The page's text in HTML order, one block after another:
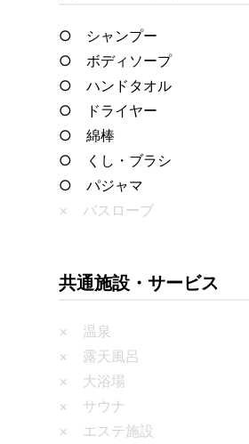
○ シャンプー
○ ボディソープ
○ ハンドタオル
○ ドライヤー
○ 綿棒
○ くし・ブラシ
○ パジャマ
× バスローブ
共通施設・サービス
× 温泉
× 露天風呂
× 大浴場
× サウナ
× エステ施設